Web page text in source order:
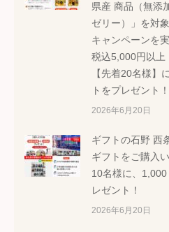
県産 商品（無添
ゼリー）」を対
キャンペーンを
税込5,000円以上
【先着20名様】
トをプレゼント！
2026年6月20日
ギフトの石野 西
ギフトをご購入
10名様に、
レゼント！
2026年6月20日